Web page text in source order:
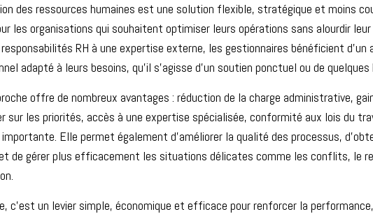
des ressources humaines est une solution flexible, stratégique et moins
les organisations qui souhaitent optimiser leurs opérations sans alourdir
RH à une expertise externe, les gestionnaires bénéficient d’un
adapté à leurs besoins, qu’il s’agisse d’un soutien ponctuel ou de
offre de nombreux avantages : réduction de la charge administrative,
sur les priorités, accès à une expertise spécialisée, conformité aux lois du
Elle permet également d’améliorer la qualité des processus,
de gérer plus efficacement les situations délicates comme les conflits, le
c’est un levier simple, économique et efficace pour renforcer la